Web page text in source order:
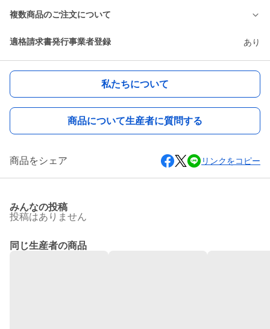
複数商品のご注文について
適格請求書発行事業者登録 あり
私たちについて
商品について生産者に質問する
商品をシェア リンクをコピー
みんなの投稿
投稿はありません
同じ生産者の商品